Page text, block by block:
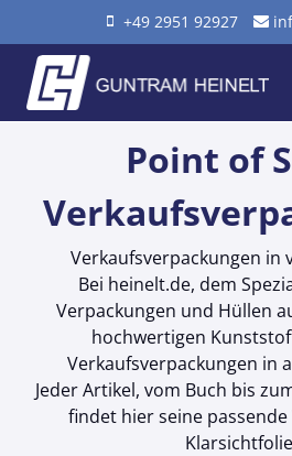
Inhalt
springen
+49 2951 92927
Point of
Verkaufsverpackungen in
Bei heinelt.de, dem
Verpackungen und Hüllen
hochwertigen
Verkaufsverpackungen in
Jeder Artikel, vom Buch bis
findet hier seine